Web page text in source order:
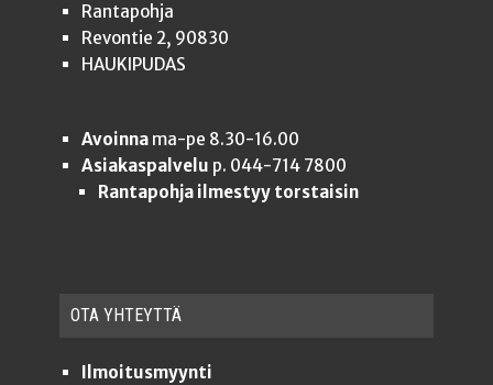
Rantapohja
Revontie 2, 90830
HAUKIPUDAS
Avoinnama-pe 8.30-16.00
Asiakaspalvelu p. 044-714 7800
Rantapohja ilmestyy torstaisin
OTA YHTEYT­TÄ
Ilmoitusmyynti